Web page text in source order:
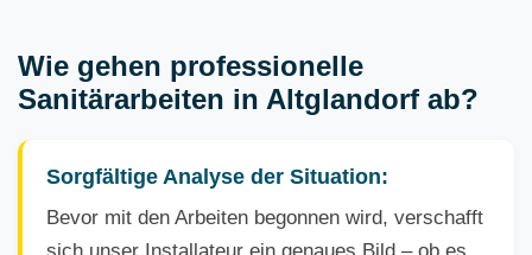
Wie gehen professionelle
Sanitärarbeiten in Altglandorf ab?
Sorgfältige Analyse der Situation:
Bevor mit den Arbeiten begonnen wird, verschafft